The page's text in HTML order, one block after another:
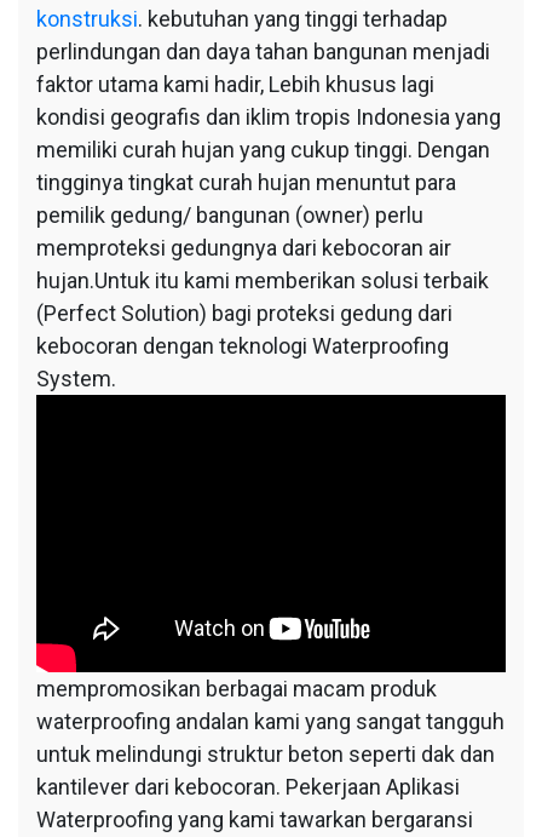
konstruksi. kebutuhan yang tinggi terhadap
perlindungan dan daya tahan bangunan menjadi
faktor utama kami hadir, Lebih khusus lagi
kondisi geografis dan iklim tropis Indonesia yang
memiliki curah hujan yang cukup tinggi. Dengan
tingginya tingkat curah hujan menuntut para
pemilik gedung/ bangunan (owner) perlu
memproteksi gedungnya dari kebocoran air
hujan.Untuk itu kami memberikan solusi terbaik
(Perfect Solution) bagi proteksi gedung dari
kebocoran dengan teknologi Waterproofing
System.
mempromosikan berbagai macam produk
waterproofing andalan kami yang sangat tangguh
untuk melindungi struktur beton seperti dak dan
kantilever dari kebocoran. Pekerjaan Aplikasi
Waterproofing yang kami tawarkan bergaransi